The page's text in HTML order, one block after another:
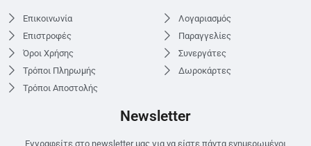
Επικοινωνία
Επιστροφές
Όροι Χρήσης
Τρόποι Πληρωμής
Τρόποι Αποστολής
Λογαριασμός
Παραγγελίες
Συνεργάτες
Δωροκάρτες
Newsletter
Εγγραφείτε στο newsletter μας για να είστε πάντα ενημερωμένοι